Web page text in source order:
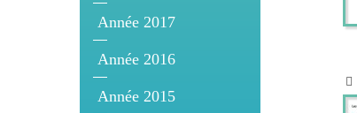
Année 2017
Année 2016
Année 2015